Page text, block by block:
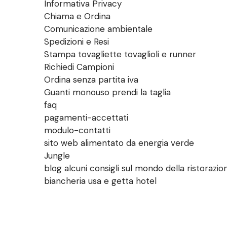
Informativa Privacy
Chiama e Ordina
Comunicazione ambientale
Spedizioni e Resi
Stampa tovagliette tovaglioli e runner
Richiedi Campioni
Ordina senza partita iva
Guanti monouso prendi la taglia
faq
pagamenti-accettati
modulo-contatti
sito web alimentato da energia verde
Jungle
blog alcuni consigli sul mondo della
biancheria usa e getta hotel